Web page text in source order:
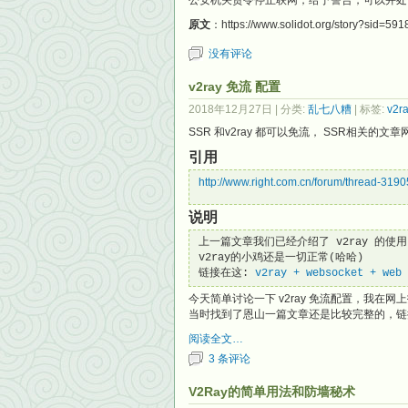
原文 ：https://www.solidot.org/
没有评论
v2ray 免流 配置
2018年12月27日 | 分类: 乱七八糟 | 标签:
SSR 和v2ray 都可以免流， SSR相关的文章
引用
http://www.right.com.cn/forum/thread-
说明
上一篇文章我们已经介绍了 v2ray 的使
v2ray的小鸡还是一切正常(哈哈)
链接在这: v2ray + websocket + web
今天简单讨论一下 v2ray 免流配置，我在网
当时找到了恩山一篇文章还是比较完整的，
阅读全文…
3 条评论
V2Ray的简单用法和防墙秘术